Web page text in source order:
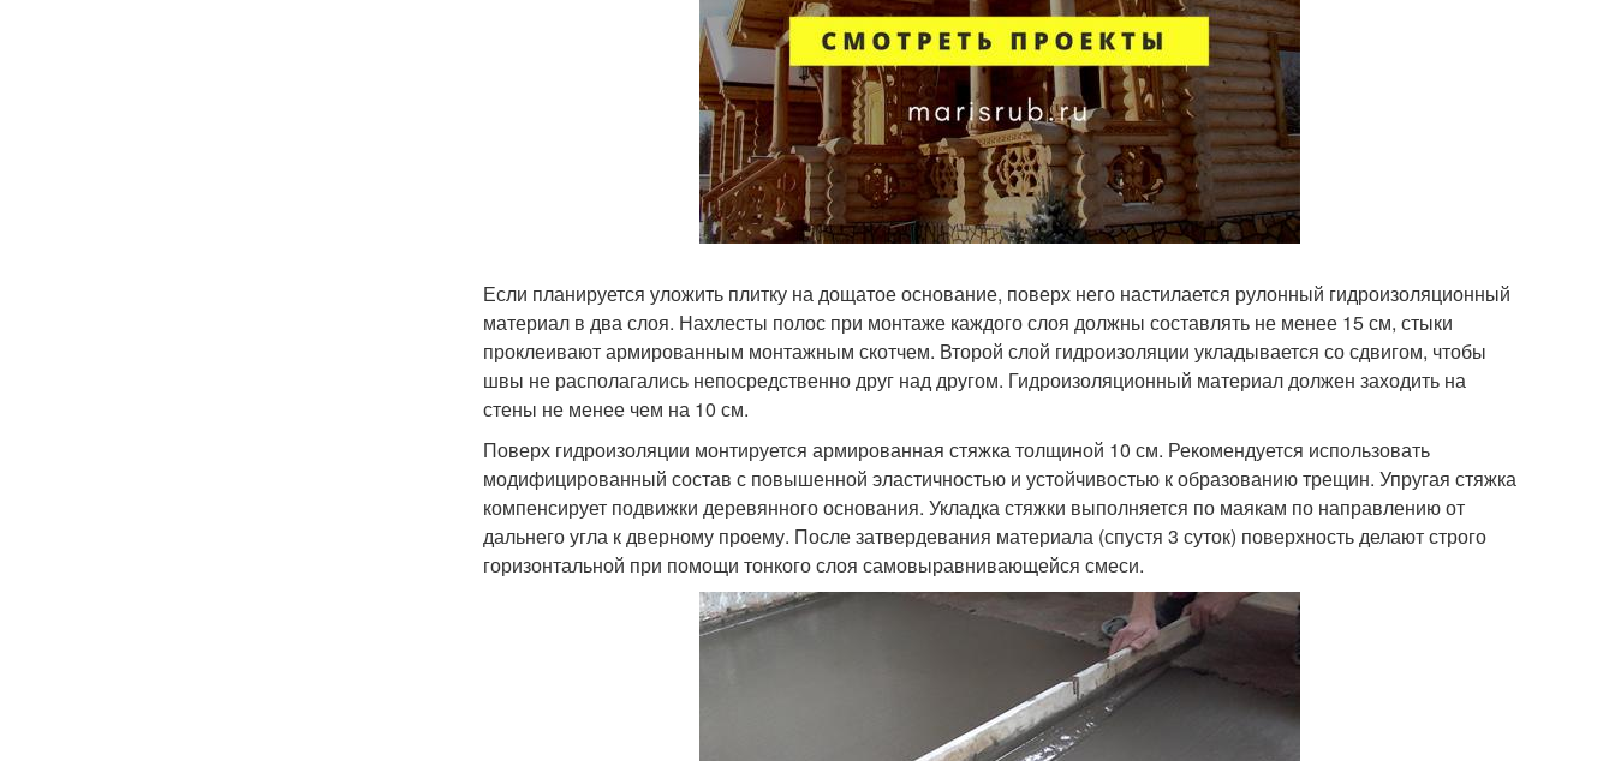
Если планируется уложить плитку на дощатое основание, поверх него настилается рулонный гидроизоляционный
материал в два слоя. Нахлесты полос при монтаже каждого слоя должны составлять не менее 15 см, стыки
проклеивают армированным монтажным скотчем. Второй слой гидроизоляции укладывается со сдвигом, чтобы
швы не располагались непосредственно друг над другом. Гидроизоляционный материал должен заходить на
стены не менее чем на 10 см.
Поверх гидроизоляции монтируется армированная стяжка толщиной 10 см. Рекомендуется использовать
модифицированный состав с повышенной эластичностью и устойчивостью к образованию трещин. Упругая стяжка
компенсирует подвижки деревянного основания. Укладка стяжки выполняется по маякам по направлению от
дальнего угла к дверному проему. После затвердевания материала (спустя 3 суток) поверхность делают строго
горизонтальной при помощи тонкого слоя самовыравнивающейся смеси.